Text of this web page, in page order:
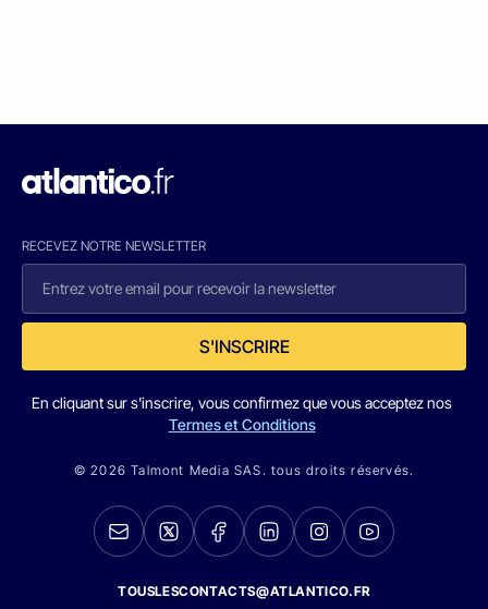
RECEVEZ NOTRE NEWSLETTER
S'INSCRIRE
En cliquant sur s'inscrire, vous confirmez que vous acceptez nos
Termes et Conditions
© 2026 Talmont Media SAS. tous droits réservés.
TOUSLESCONTACTS@ATLANTICO.FR